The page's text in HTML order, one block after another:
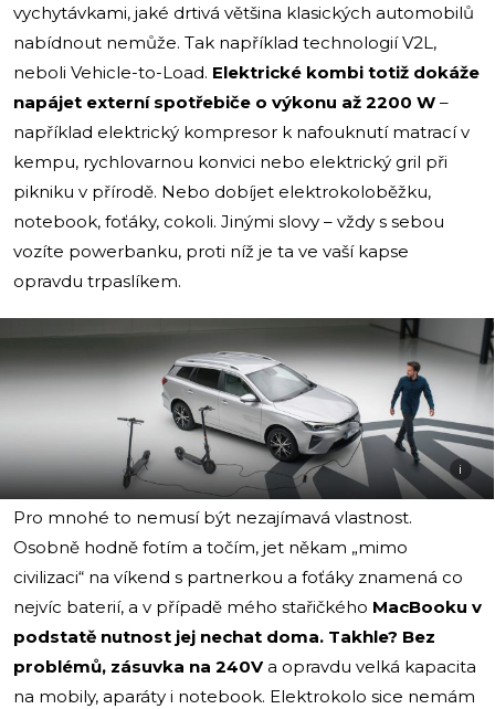
vychytávkami, jaké drtivá většina klasických automobilů
nabídnout nemůže. Tak například technologií V2L,
neboli Vehicle-to-Load. Elektrické kombi totiž dokáže
napájet externí spotřebiče o výkonu až 2200 W –
například elektrický kompresor k nafouknutí matrací v
kempu, rychlovarnou konvici nebo elektrický gril při
pikniku v přírodě. Nebo dobíjet elektrokoloběžku,
notebook, foťáky, cokoli. Jinými slovy – vždy s sebou
vozíte powerbanku, proti níž je ta ve vaší kapse
opravdu trpaslíkem.
i
Pro mnohé to nemusí být nezajímavá vlastnost.
Osobně hodně fotím a točím, jet někam „mimo
civilizaci“ na víkend s partnerkou a foťáky znamená co
nejvíc baterií, a v případě mého stařičkého MacBooku v
podstatě nutnost jej nechat doma. Takhle? Bez
problémů, zásuvka na 240Va opravdu velká kapacita
na mobily, aparáty i notebook. Elektrokolo sice nemám